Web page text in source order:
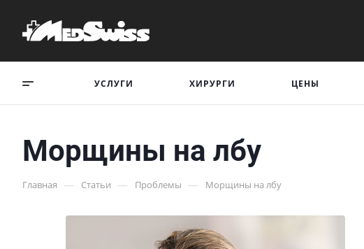
УСЛУГИ ХИРУРГИ ЦЕНЫ
Морщины на лбу
Главная — Статьи — Проблемы — Морщины на лбу